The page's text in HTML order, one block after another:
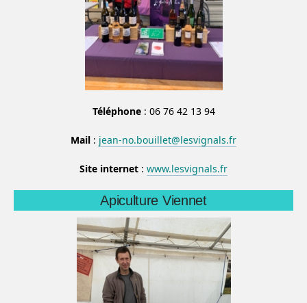
Téléphone: 06 76 42 13 94
Mail : jean-no.bouillet@lesvignals.fr
Site internet : www.lesvignals.fr
Apiculture Viennet